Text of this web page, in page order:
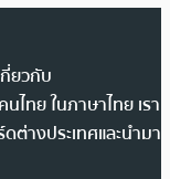
ยวกับ
ไทย ในภาษาไทย เรา
ต่างประเทศและนำมา